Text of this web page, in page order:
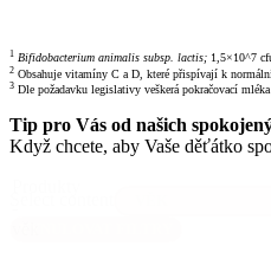
1 Bifidobacterium animalis subsp. lactis; 1,5×10^7
2 Obsahuje vitamíny C a D, které přispívají k
3 Dle požadavku legislativy veškerá pokračovací
Tip pro Vás od našich
Když chcete, aby Vaše děťátko